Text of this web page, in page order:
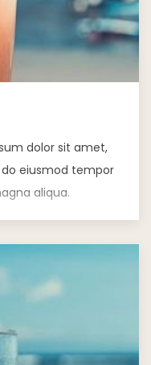
dolor sit amet,
eiusmod tempor
aliqua.